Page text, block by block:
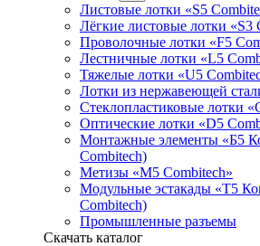
Листовые лотки «S5
Лёгкие листовые лотки «S3
Проволочные лотки «F5
Лестничные лотки «L5
Тяжелые лотки «U5
Лотки из нержавеющей
Стеклопластиковые лотки
Оптические лотки «D5
Монтажные элементы «Б5
Combitech)
Метизы «M5 Combitech»
Модульные эстакады «Т5
Combitech)
Промышленные разъемы
Скачать каталог